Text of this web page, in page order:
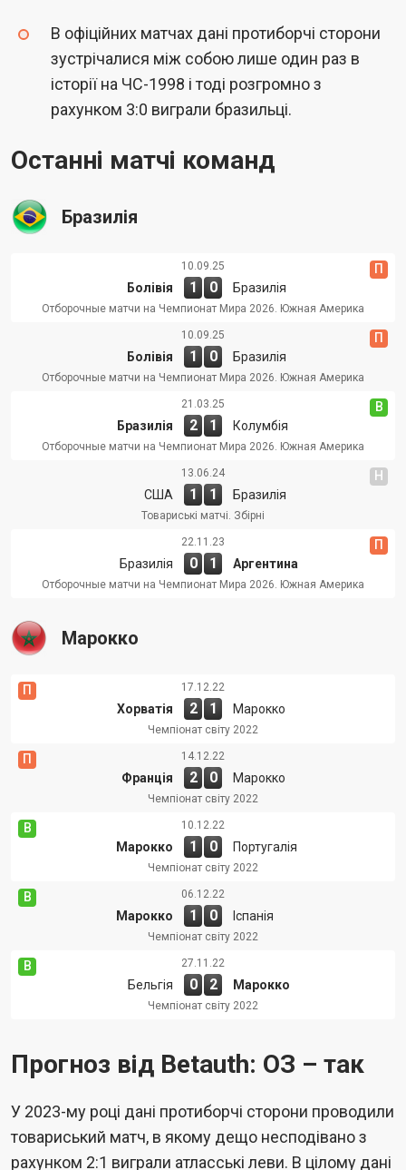
В офіційних матчах дані протиборчі сторони
зустрічалися між собою лише один раз в
історії на ЧС-1998 і тоді розгромно з
рахунком 3:0 виграли бразильці.
Останні матчі команд
Бразилія
П
10.09.25
Болівія 1 0 Бразилія
Отборочные матчи на Чемпионат Мира 2026. Южная Америка
П
10.09.25
Болівія 1 0 Бразилія
Отборочные матчи на Чемпионат Мира 2026. Южная Америка
В
21.03.25
Бразилія 2 1 Колумбія
Отборочные матчи на Чемпионат Мира 2026. Южная Америка
Н
13.06.24
США 1 1 Бразилія
Товариські матчі. Збірні
П
22.11.23
Бразилія 0 1 Аргентина
Отборочные матчи на Чемпионат Мира 2026. Южная Америка
Марокко
П 17.12.22
Хорватія 2 1 Марокко
Чемпіонат світу 2022
П 14.12.22
Франція 2 0 Марокко
Чемпіонат світу 2022
В 10.12.22
Марокко 1 0 Португалія
Чемпіонат світу 2022
В 06.12.22
Марокко 1 0 Іспанія
Чемпіонат світу 2022
В 27.11.22
Бельгія 0 2 Марокко
Чемпіонат світу 2022
Прогноз від Betauth: ОЗ – так
У 2023-му році дані протиборчі сторони проводили
товариський матч, в якому дещо несподівано з
рахунком 2:1 виграли атласські леви. В цілому дані